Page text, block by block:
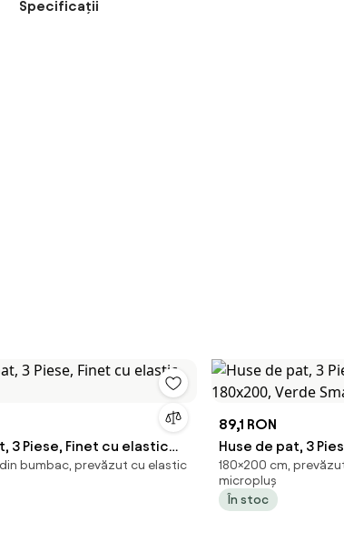
Specificații
3 Piese, Finet cu elastic
din bumbac, prevăzut cu elastic
89,1 RON
Huse de pat, 3
180x200, Verde
180×200 cm,
micropluș
În stoc